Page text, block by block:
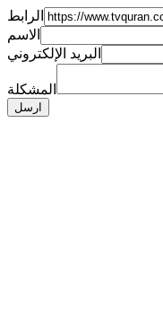
الرابط
الاسم
البريد الإلكتروني
المشكلة
ارسل